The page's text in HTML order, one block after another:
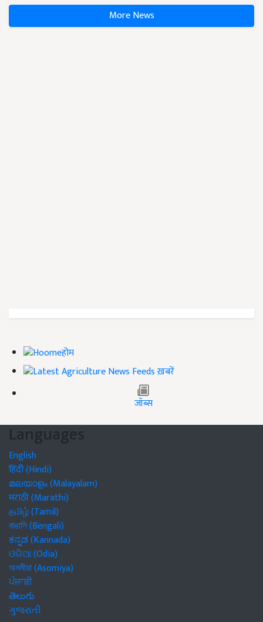
More News
होम
ख़बरें
जॉब्स
Languages
English
हिंदी (Hindi)
മലയാളം (Malayalam)
मराठी (Marathi)
தமிழ் (Tamil)
বাঙালি (Bengali)
ಕನ್ನಡ (Kannada)
ଓଡିଆ (Odia)
অসমীয়া (Asomiya)
ਪੰਜਾਬੀ
తెలుగు
ગુજરાતી